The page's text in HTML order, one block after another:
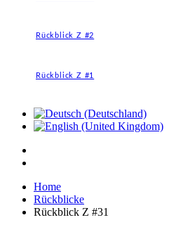
Rückblick Z #2
Rückblick Z #1
Home
Rückblicke
Rückblick Z #31